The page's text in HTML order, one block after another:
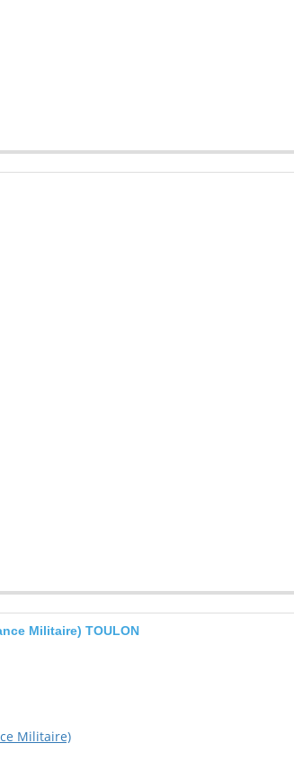
Militaire) TOULON
Militaire)